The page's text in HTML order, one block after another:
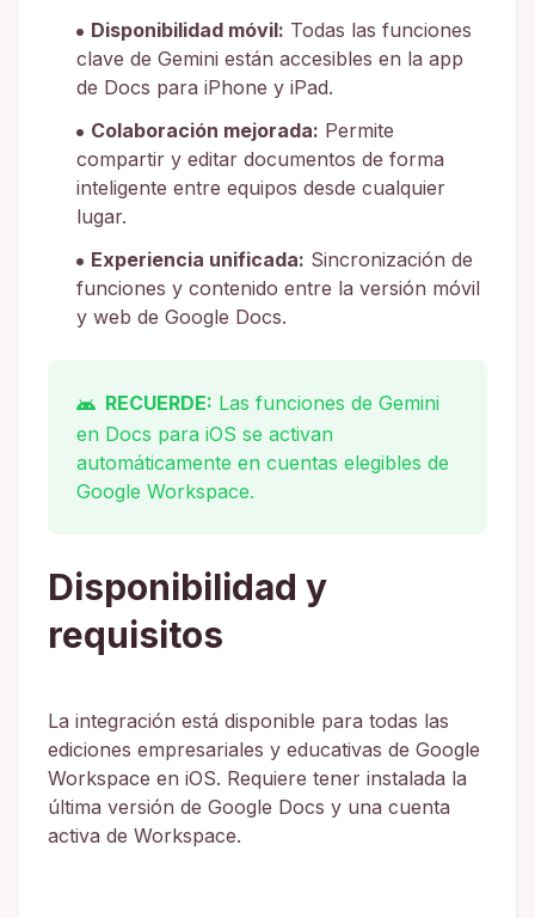
Disponibilidad móvil: Todas las funciones
clave de Gemini están accesibles en la app
de Docs para iPhone y iPad.
Colaboración mejorada: Permite
compartir y editar documentos de forma
inteligente entre equipos desde cualquier
lugar.
Experiencia unificada: Sincronización de
funciones y contenido entre la versión móvil
y web de Google Docs.
RECUERDE: Las funciones de Gemini
en Docs para iOS se activan
automáticamente en cuentas elegibles de
Google Workspace.
Disponibilidad y
requisitos
La integración está disponible para todas las
ediciones empresariales y educativas de Google
Workspace en iOS. Requiere tener instalada la
última versión de Google Docs y una cuenta
activa de Workspace.